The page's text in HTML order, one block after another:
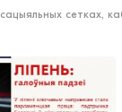
сетках,